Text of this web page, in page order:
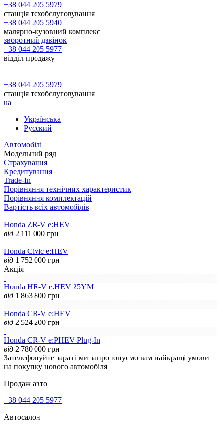
+38 044 205 5979
станція техобслуговування
+38 044 205 5940
малярно-кузовний комплекс
зворотний дзвінок
+38 044 205 5977
відділ продажу
+38 044 205 5979
станція техобслуговування
ua
Українська
Русский
Автомобілі
Модельний ряд
Страхування
Кредитування
Trade-In
Порівняння технічних характеристик
Порівняння комплектацій
Вартість всіх автомобілів
Honda ZR-V e:HEV
від 2 111 000 грн
Honda Civic e:HEV
від 1 752 000 грн
Акція
Honda HR-V e:HEV 25YM
від 1 863 800 грн
Honda CR-V e:HEV
від 2 524 200 грн
Honda CR-V e:PHEV Plug-In
від 2 780 000 грн
Зателефонуйте зараз і ми запропонуємо вам найкращі умови
на покупку нового автомобіля
Продаж авто
+38 044 205 5977
Автосалон